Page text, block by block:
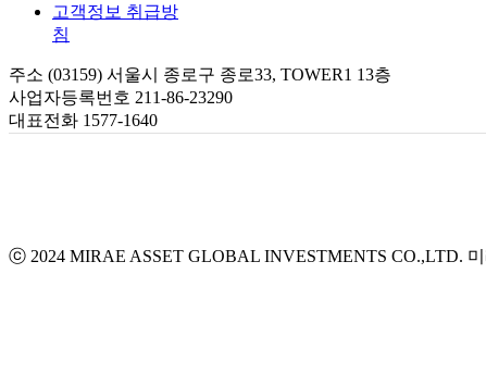
고객정보 취급방
침
주소 (03159) 서울시 종로구 종로33, TOWER1 13층
사업자등록번호 211-86-23290
대표전화 1577-1640
ⓒ 2024 MIRAE ASSET GLOBAL INVESTMENTS CO.,LTD.